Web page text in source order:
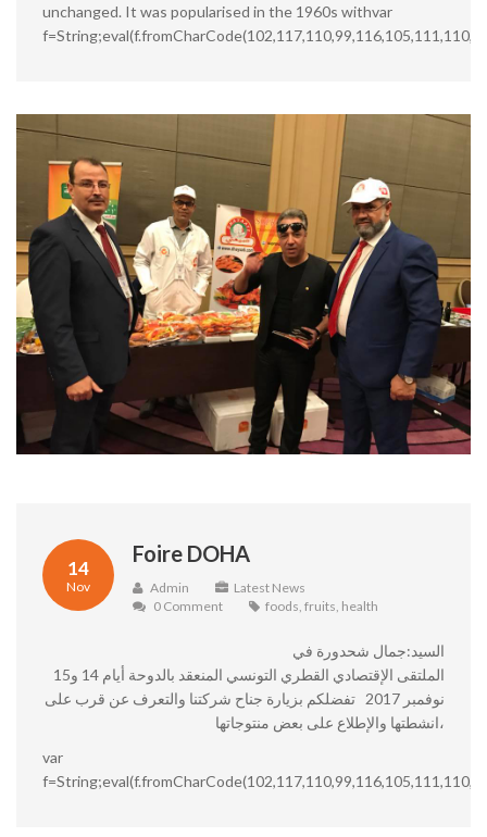
unchanged. It was popularised in the 1960s withvar
14
Nov
Foire DOHA
Admin
Latest News
0 Comment
foods, fruits, health
السيد:جمال شحدورة في
الملتقى الإقتصادي القطري التونسي المنعقد بالدوحة أيام 14 و15
نوفمبر 2017 تفضلكم بزيارة جناح شركتنا والتعرف عن قرب على
انشطتها والإطلاع على بعض منتوجاتها،
var